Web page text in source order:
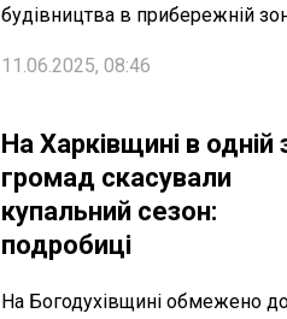
будівництва в прибережній
11.06.2025, 08:46
На Харківщині в одній
громад скасували
купальний сезон:
подробиці
На Богодухівщині обмежено